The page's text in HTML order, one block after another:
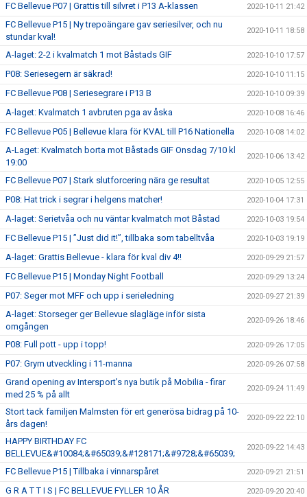
FC Bellevue P07 | Grattis till silvret i P13 A-klassen 2020-10-11 21:42
FC Bellevue P15 | Ny trepoängare gav seriesilver, och nu
stundar kval!
2020-10-11 18:58
A-laget: 2-2 i kvalmatch 1 mot Båstads GIF 2020-10-10 17:57
P08: Seriesegern är säkrad! 2020-10-10 11:15
FC Bellevue P08 | Seriesegrare i P13 B 2020-10-10 09:39
A-laget: Kvalmatch 1 avbruten pga av åska 2020-10-08 16:46
FC Bellevue P05 | Bellevue klara för KVAL till P16 Nationella 2020-10-08 14:02
A-Laget: Kvalmatch borta mot Båstads GIF Onsdag 7/10 kl
19:00
2020-10-06 13:42
FC Bellevue P07 | Stark slutforcering nära ge resultat 2020-10-05 12:55
P08: Hat trick i segrar i helgens matcher! 2020-10-04 17:31
A-laget: Serietvåa och nu väntar kvalmatch mot Båstad 2020-10-03 19:54
FC Bellevue P15 | ”Just did it!”, tillbaka som tabelltvåa 2020-10-03 19:19
A-laget: Grattis Bellevue - klara för kval div 4!! 2020-09-29 21:57
FC Bellevue P15 | Monday Night Football 2020-09-29 13:24
P07: Seger mot MFF och upp i serieledning 2020-09-27 21:39
A-laget: Storseger ger Bellevue slagläge inför sista
omgången
2020-09-26 18:46
P08: Full pott - upp i topp! 2020-09-26 17:05
P07: Grym utveckling i 11-manna 2020-09-26 07:58
Grand opening av Intersport’s nya butik på Mobilia - firar
med 25 % på allt
2020-09-24 11:49
Stort tack familjen Malmsten för ert generösa bidrag på 10-
års dagen!
2020-09-22 22:10
HAPPY BIRTHDAY FC
BELLEVUE&#10084;&#65039;&#128171;&#9728;&#65039;
2020-09-22 14:43
FC Bellevue P15 | Tillbaka i vinnarspåret 2020-09-21 21:51
G R A T T I S | FC BELLEVUE FYLLER 10 ÅR 2020-09-20 20:40